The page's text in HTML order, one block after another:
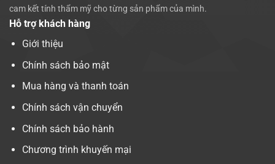
cam kết tính thẩm mỹ cho từng sản phẩm của mình.
Hỗ trợ khách hàng
Giới thiệu
Chính sách bảo mật
Mua hàng và thanh toán
Chính sách vận chuyển
Chính sách bảo hành
Chương trình khuyến mại